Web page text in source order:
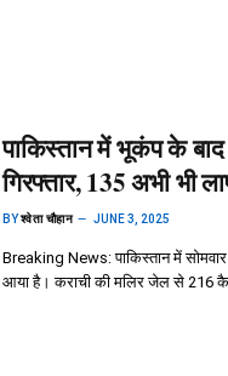
पाकिस्तान में भूकंप के
गिरफ्तार, 135 अभी भी
BY श्वेता चौहान JUNE 3, 2025
Breaking News: पाकिस्तान में
आया है। कराची की मलिर जेल से 216